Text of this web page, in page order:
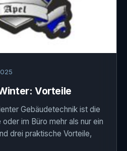
Vorteile
Gebäudetechnik ist die
im Büro mehr als nur ein
drei praktische Vorteile,